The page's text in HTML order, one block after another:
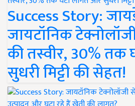
Success Story:
जायटॉनिक
की तस्वीर, 30%
सुधरी मिट्टी की सेहत!